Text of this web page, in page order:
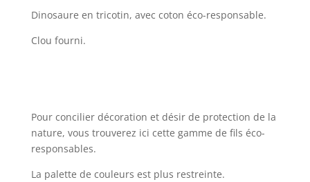
Dinosaure en tricotin, avec coton éco-responsable.
Clou fourni.
Pour concilier décoration et désir de protection de la
nature, vous trouverez ici cette gamme de fils éco-
responsables.
La palette de couleurs est plus restreinte.